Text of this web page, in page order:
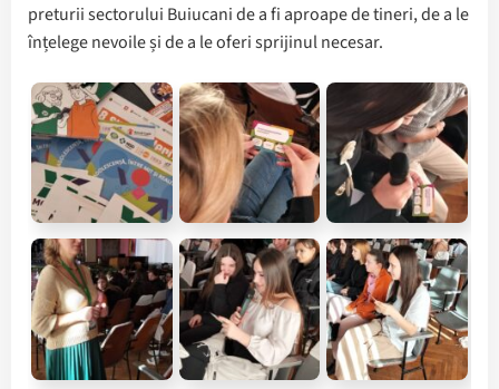
preturii sectorului Buiucani de a fi aproape de tineri, de a le
înțelege nevoile și de a le oferi sprijinul necesar.